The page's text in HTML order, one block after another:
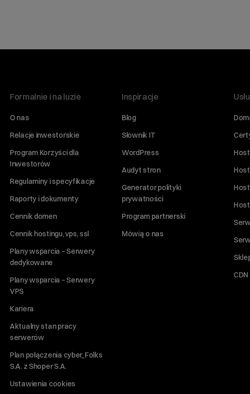
Formalnie i na luzie
O nas
Relacje inwestorskie
Program Korzyści dla
Inwestorów
Regulaminy i specyfikacje
Raporty i dokumenty
Cennik domen
Cennik hostingu, vps, ssl
Plany wsparcia – Serwery
dedykowane
Plany wsparcia – Serwery
VPS
Kariera
Aktualny stan pracy
serwerów
Plan połączenia cyber_Folks
S.A. z Shoper S.A.
Ustawienia cookies
Inspiracje
Blog
Słownik IT
WordPress
Audyt stron
Generator polityki
prywatności
Program partnerski
Mówią o nas
CDN